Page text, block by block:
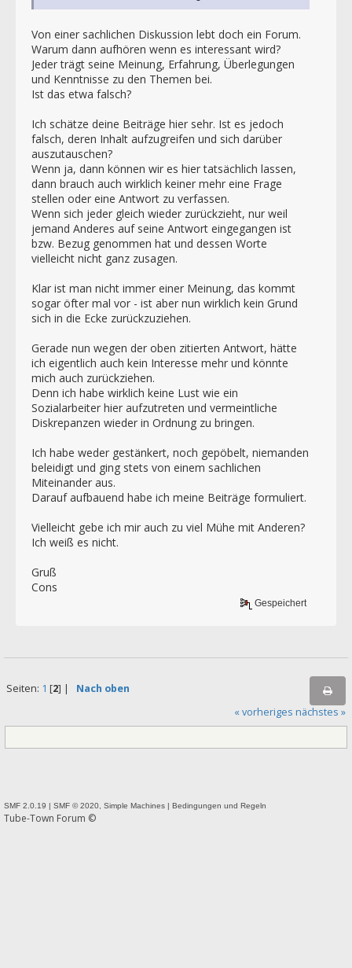
Von einer sachlichen Diskussion lebt doch ein Forum.
Warum dann aufhören wenn es interessant wird?
Jeder trägt seine Meinung, Erfahrung, Überlegungen
und Kenntnisse zu den Themen bei.
Ist das etwa falsch?
Ich schätze deine Beiträge hier sehr. Ist es jedoch
falsch, deren Inhalt aufzugreifen und sich darüber
auszutauschen?
Wenn ja, dann können wir es hier tatsächlich lassen,
dann brauch auch wirklich keiner mehr eine Frage
stellen oder eine Antwort zu verfassen.
Wenn sich jeder gleich wieder zurückzieht, nur weil
jemand Anderes auf seine Antwort eingegangen ist
bzw. Bezug genommen hat und dessen Worte
vielleicht nicht ganz zusagen.
Klar ist man nicht immer einer Meinung, das kommt
sogar öfter mal vor - ist aber nun wirklich kein Grund
sich in die Ecke zurückzuziehen.
Gerade nun wegen der oben zitierten Antwort, hätte
ich eigentlich auch kein Interesse mehr und könnte
mich auch zurückziehen.
Denn ich habe wirklich keine Lust wie ein
Sozialarbeiter hier aufzutreten und vermeintliche
Diskrepanzen wieder in Ordnung zu bringen.
Ich habe weder gestänkert, noch gepöbelt, niemanden
beleidigt und ging stets von einem sachlichen
Miteinander aus.
Darauf aufbauend habe ich meine Beiträge formuliert.
Vielleicht gebe ich mir auch zu viel Mühe mit Anderen?
Ich weiß es nicht.
Gruß
Cons
Gespeichert
Seiten: 1 [2] | Nach oben
« vorheriges nächstes »
SMF 2.0.19 | SMF © 2020 Simple Machines | Bedingungen und Regeln
Tube-Town Forum ©